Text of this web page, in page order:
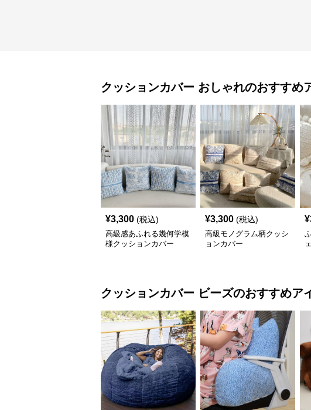
クッションカバー おしゃれのおすすめ
¥3,300 (税込)
高級感あふれる幾何学模
様クッションカバー
¥3,300 (税込)
高級モノグラム柄クッシ
ョンカバー
¥
クッションカバー ビーズのおすすめア